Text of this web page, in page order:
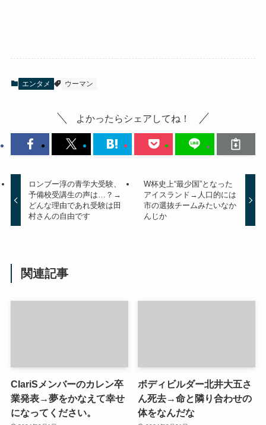
エンタメ ウーマン
よかったらシェアしてね！
ロンブー淳の青学大受験、
予備校受講生の声は…？→
どんな理由であれ受験は田
村さんの自由です
W杯史上“最少国”となった
アイスランド→人口的には
市の選抜チームみたいなか
んじか
関連記事
ClariSメンバーのカレン卒
業発表→夢をかなえて幸せ
になってください。
ボディビルダー北井大五さ
ん死去→命と隣り合わせの
体をなんだな